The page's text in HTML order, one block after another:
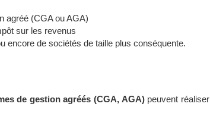
agréé (CGA ou AGA)
sur les revenus
encore de sociétés de taille plus conséquente.
de gestion agréés (CGA, AGA)peuvent réaliser